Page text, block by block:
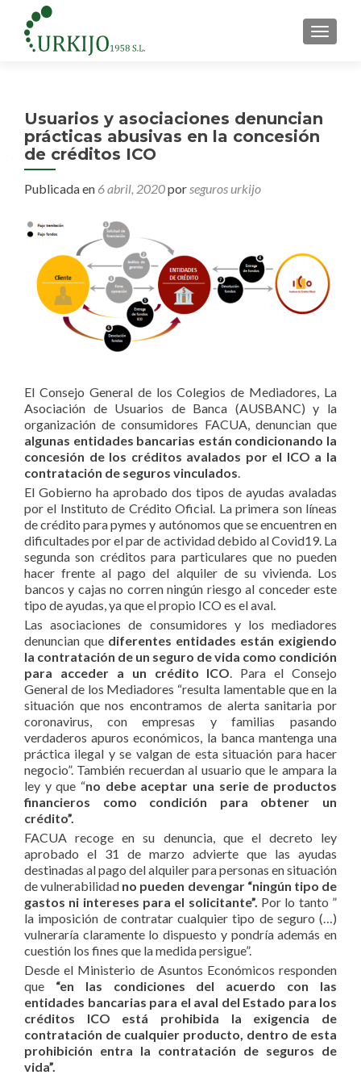
Usuarios y asociaciones denuncian
prácticas abusivas en la concesión
de créditos ICO
Publicada en 6 abril, 2020porseguros urkijo
El Consejo General de los Colegios de Mediadores, La
Asociación de Usuarios de Banca (AUSBANC) y la
organización de consumidores FACUA, denuncian que
algunas entidades bancarias están condicionando la
concesión de los créditos avalados por el ICO a la
contratación de seguros vinculados.
El Gobierno ha aprobado dos tipos de ayudas avaladas
por el Instituto de Crédito Oficial. La primera son líneas
de crédito para pymes y autónomos que se encuentren en
dificultades por el par de actividad debido al Covid19. La
segunda son créditos para particulares que no pueden
hacer frente al pago del alquiler de su vivienda. Los
bancos y cajas no corren ningún riesgo al conceder este
tipo de ayudas, ya que el propio ICO es el aval.
Las asociaciones de consumidores y los mediadores
denuncian que diferentes entidades están exigiendo
la contratación de un seguro de vida como condición
para acceder a un crédito ICO. Para el Consejo
General de los Mediadores “resulta lamentable que en la
situación que nos encontramos de alerta sanitaria por
coronavirus, con empresas y familias pasando
verdaderos apuros económicos, la banca mantenga una
práctica ilegal y se valgan de esta situación para hacer
negocio”. También recuerdan al usuario que le ampara la
ley y que “no debe aceptar una serie de productos
financieros como condición para obtener un
crédito”.
FACUA recoge en su denuncia, que el decreto ley
aprobado el 31 de marzo advierte que las ayudas
destinadas al pago del alquiler para personas en situación
de vulnerabilidad no pueden devengar “ningún tipo de
gastos ni intereses para el solicitante”. Por lo tanto ”
la imposición de contratar cualquier tipo de seguro (…)
vulneraría claramente lo dispuesto y pondría además en
cuestión los fines que la medida persigue”.
Desde el Ministerio de Asuntos Económicos responden
que “en las condiciones del acuerdo con las
entidades bancarias para el aval del Estado para los
créditos ICO está prohibida la exigencia de
contratación de cualquier producto, dentro de esta
prohibición entra la contratación de seguros de
vida”.